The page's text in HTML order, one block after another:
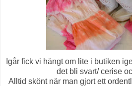
Igår fick vi hängt om lite i butiken
det bli svart/ cerise
Alltid skönt när man gjort ett